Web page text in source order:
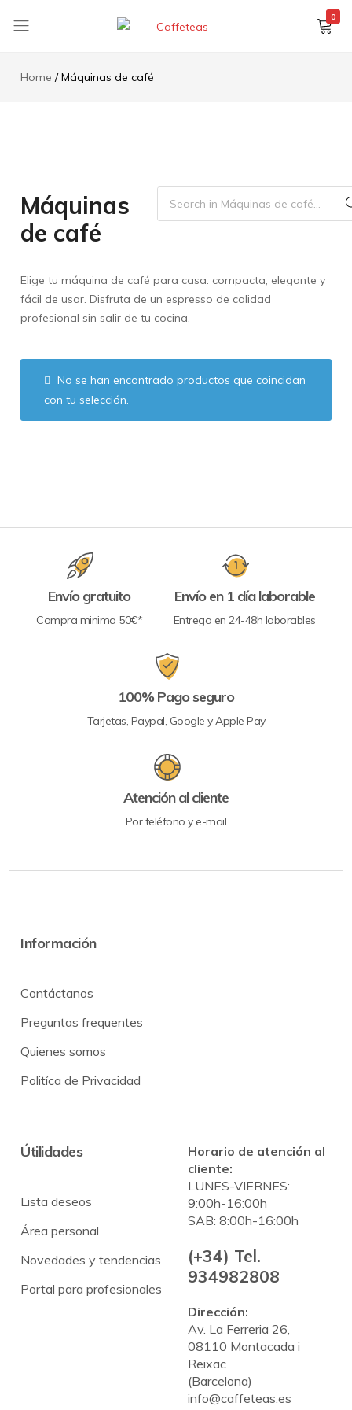
de
todos
0
Home Máquinas de café
Máquinas
de café
Elige tu máquina de café para casa: compacta, elegante y
fácil de usar. Disfruta de un espresso de calidad
profesional sin salir de tu cocina.
No se han encontrado productos que coincidan
con tu selección.
Envío gratuito
Compra minima 50€*
Envío en 1 día laborable
Entrega en 24-48h laborables
100% Pago seguro
Tarjetas, Paypal, Google y Apple Pay
Atención al cliente
Por teléfono y e-mail
Información
Contáctanos
Preguntas frequentes
Quienes somos
Politíca de Privacidad
Útilidades
Lista deseos
Área personal
Novedades y tendencias
Portal para profesionales
Horario de atención al
cliente:
LUNES-VIERNES:
9:00h-16:00h
SAB: 8:00h-16:00h
(+34) Tel.
934982808
Dirección:
Av. La Ferreria 26,
08110 Montacada i
Reixac
(Barcelona)
info@caffeteas.es